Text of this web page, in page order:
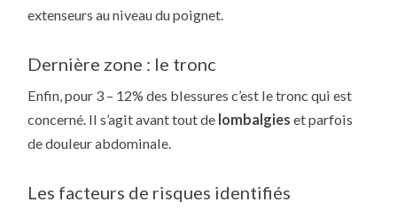
extenseurs au niveau du poignet.
Dernière zone : le tronc
Enfin, pour 3 – 12% des blessures c’est le tronc qui est
concerné. Il s’agit avant tout de lombalgies et parfois
de douleur abdominale.
Les facteurs de risques identifiés